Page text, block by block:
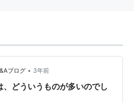
ブログ • 3年前
どういうものが多いのでし